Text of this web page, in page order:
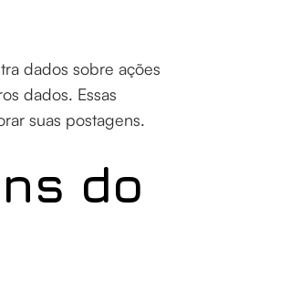
dados sobre ações
dados. Essas
suas postagens.
do